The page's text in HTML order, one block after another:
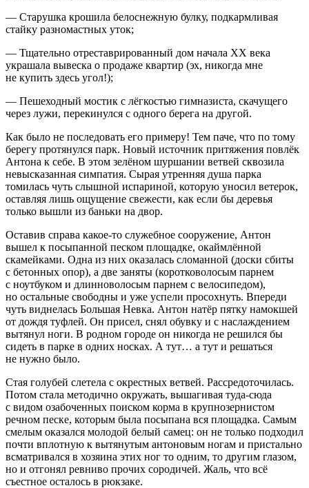
— Старушка крошила белоснежную булку, подкармливая
стайку разномастных уток;
— Тщательно отреставрированный дом начала XX века
украшала вывеска о продаже квартир (эх, никогда мне
не купить здесь угол!);
— Пешеходный мостик с лёгкостью гимназиста, скачущего
через лужи, перекинулся с одного берега на другой.
Как было не последовать его примеру! Тем паче, что по тому
берегу протянулся парк. Новый источник притяжения повлёк
Антона к себе. В этом зелёном шуршании ветвей сквозила
невысказанная симпатия. Сырая утренняя душа парка
томилась чуть слышной испариной, которую уносил ветерок,
оставляя лишь ощущение свежести, как если бы деревья
только вышли из баньки на двор.
Оставив справа какое-то служебное сооружение, Антон
вышел к посыпанной песком площадке, окаймлённой
скамейками. Одна из них оказалась сломанной (доски сбиты
с бетонных опор), а две заняты (коротковолосым парнем
с ноутбуком и длинноволосым парнем с велосипедом),
но остальные свободны и уже успели просохнуть. Впереди
чуть виднелась Большая Невка. Антон натёр пятку намокшей
от дождя туфлей. Он присел, снял обувку и с наслаждением
вытянул ноги. В родном городе он никогда не решился бы
сидеть в парке в одних носках. А тут… а тут и решаться
не нужно было.
Стая голубей слетела с окрестных ветвей. Рассредоточилась.
Потом стала методично окружать, вышагивая туда-сюда
с видом озабоченных поиском корма в крупнозернистом
речном песке, которым была посыпана вся площадка. Самым
смелым оказался молодой белый самец: он не только подходил
почти вплотную к вытянутым антоновым ногам и пристально
всматривался в хозяина этих ног то одним, то другим глазом,
но и отгонял ревниво прочих сородичей. Жаль, что всё
съестное осталось в рюкзаке.